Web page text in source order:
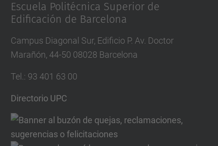
Escuela Politécnica Superior de
Edificación de Barcelona
Campus Diagonal Sur, Edificio P. Av. Doctor
Marañón, 44-50 08028 Barcelona
Tel. : 93 401 63 00
Directorio UPC